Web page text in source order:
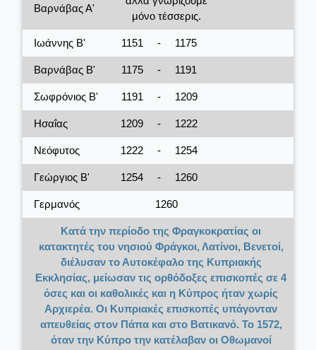
Βαρνάβας Α'
μόνο τέσσερις.
Ιωάννης Β' 1151 - 1175
Βαρνάβας Β' 1175 - 1191
Σωφρόνιος Β' 1191 - 1209
Ησαΐας 1209 - 1222
Νεόφυτος 1222 - 1254
Γεώργιος Β' 1254 - 1260
Γερμανός 1260
Κατά την περίοδο της Φραγκοκρατίας οι
κατακτητές του νησιού Φράγκοι, Λατίνοι, Βενετοί,
διέλυσαν το Αυτοκέφαλο της Κυπριακής
Εκκλησίας, μείωσαν τις ορθόδοξες επισκοπές σε 4
όσες και οι καθολικές και η Κύπρος ήταν χωρίς
Αρχιερέα. Οι Κυπριακές επισκοπές υπάγονταν
απευθείας στον Πάπα και στο Βατικανό. Το 1572,
όταν την Κύπρο την κατέλαβαν οι Οθωμανοί